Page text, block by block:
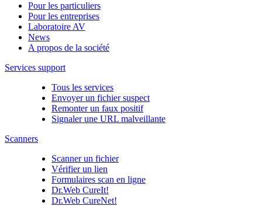
Pour les particuliers
Pour les entreprises
Laboratoire AV
News
A propos de la société
Services support
Tous les services
Envoyer un fichier suspect
Remonter un faux positif
Signaler une URL malveillante
Scanners
Scanner un fichier
Vérifier un lien
Formulaires scan en ligne
Dr.Web CureIt!
Dr.Web CureNet!